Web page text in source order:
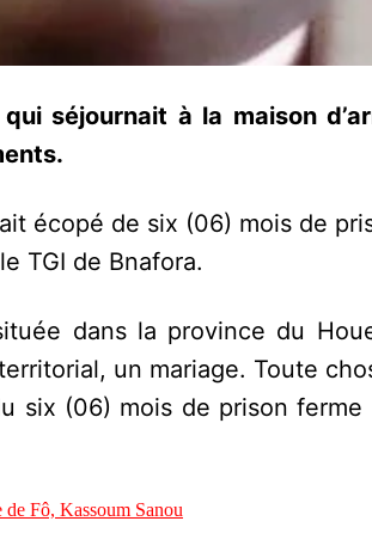
séjournait à la maison
écopé de six (06) mois de
TGI de Bnafora.
dans la province du
un mariage. Toute
six (06) mois de prison ferme
Fô, Kassoum Sanou